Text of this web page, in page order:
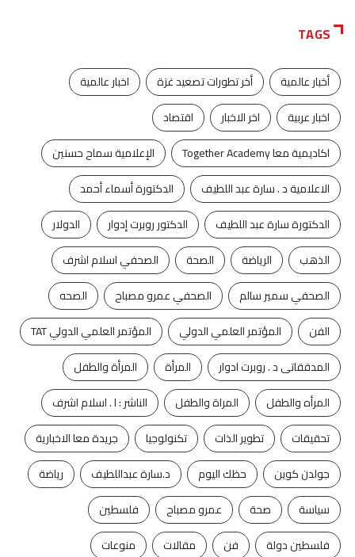
TAGS
أخبار عالمية أخر تطورات تصعيد غزة
اخبار عالمية
اخبار عربية
اخر الاخبار
اقتصاد
اكاديمية معا Together Academy
الإعلامية سماح حسنين
الاعلامية د . سارة عبد اللطيف
الدكتورة أسماء أحمد
الدكتورة سارة عبد اللطيف
الدكتور روبرت إدوار
الدولار
الذهب
الرياضة الصحة
الصحفي اسلام اشرف
الصحفي سمير سالم
الصحفي عمرو مصباح
الصحه
الفن
المؤتمر العلمي الدولي
المؤتمر العلمي الدولي TAT
المدققاتى د . روبرت ادوار
المرأة
المرأة والطفل
المرأه والطفل
المراة والطفل
الناشر : ا . اسلام اشرف
تحقيقات
تطوير الذات تكنولوجيا
جريدة معا الاخبارية
جولدن كوين
حظك اليوم د.سارة عبداللطيف
رياضة
سياسة
صحة عمرو مصباح
فلسطين
فلسطين دولة
فن مقالات منوعات